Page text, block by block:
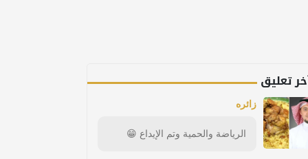
تعليق
زائره
الرياضة والحمية وتم الإيداع 😁